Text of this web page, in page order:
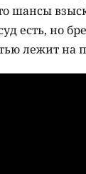
шансы
есть, но
лежит на